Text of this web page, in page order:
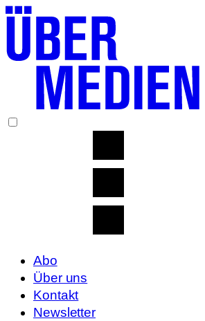
Abo
Über uns
Kontakt
Newsletter